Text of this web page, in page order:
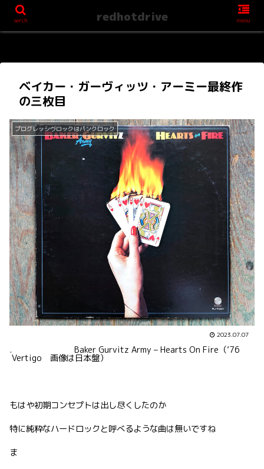
ベイカー・ガーヴィッツ・アーミー最終作
の三枚目
プログレッシヴロックはパンクロック
2023.07.07
. Baker Gurvitz Army – Hearts On Fire（’76
Vertigo 画像は日本盤）
もはや初期コンセプトは出し尽くしたのか
特に純粋なハードロックと呼べるような曲は無いですね
ま
serch redhotdrive menu